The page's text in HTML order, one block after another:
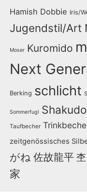
Hamish Dobbie Iris/
Jugendstil/Art
Moser Kuromido
Next
Berking schlicht
Sommerfugl Shakudo
Taufbecher
zeitgenössisches
がね 佐故龍平
家